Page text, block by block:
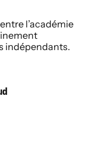
l’académie
indépendants.